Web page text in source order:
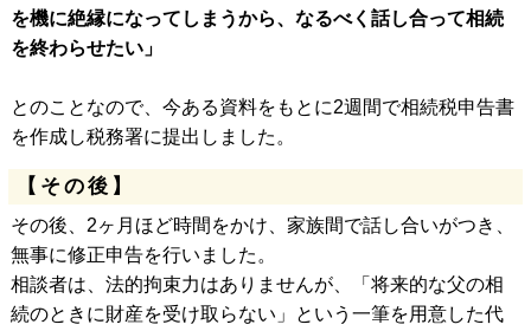
を機に絶縁になってしまうから、なるべく話し合って相続
を終わらせたい」
とのことなので、今ある資料をもとに2週間で相続税申告書
を作成し税務署に提出しました。
【その後】
その後、2ヶ月ほど時間をかけ、家族間で話し合いがつき、
無事に修正申告を行いました。
相談者は、法的拘束力はありませんが、「将来的な父の相
続のときに財産を受け取らない」という一筆を用意した代